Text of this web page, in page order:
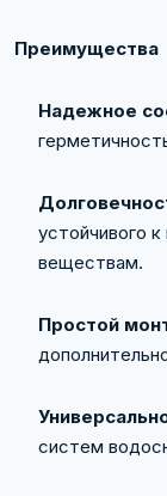
Преимущества
Надежное
устойчивого
веществам.
Простой
систем